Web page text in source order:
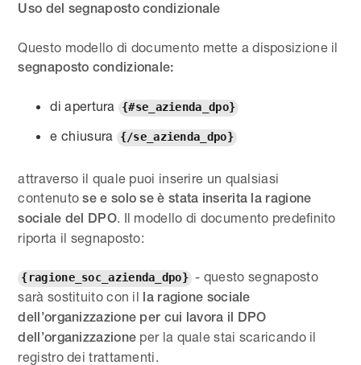
Uso del segnaposto condizionale
Questo modello di documento mette a disposizione il
segnaposto condizionale:
di apertura {#se_azienda_dpo}
e chiusura {/se_azienda_dpo}
attraverso il quale puoi inserire un qualsiasi
contenutose e solo se è stata inserita la ragione
sociale del DPO. Il modello di documento predefinito
riporta il segnaposto:
{ragione_soc_azienda_dpo} - questo segnaposto
sarà sostituito con il la ragione sociale
dell’organizzazione per cui lavora il DPO
dell’organizzazione per la quale stai scaricando il
registro dei trattamenti.